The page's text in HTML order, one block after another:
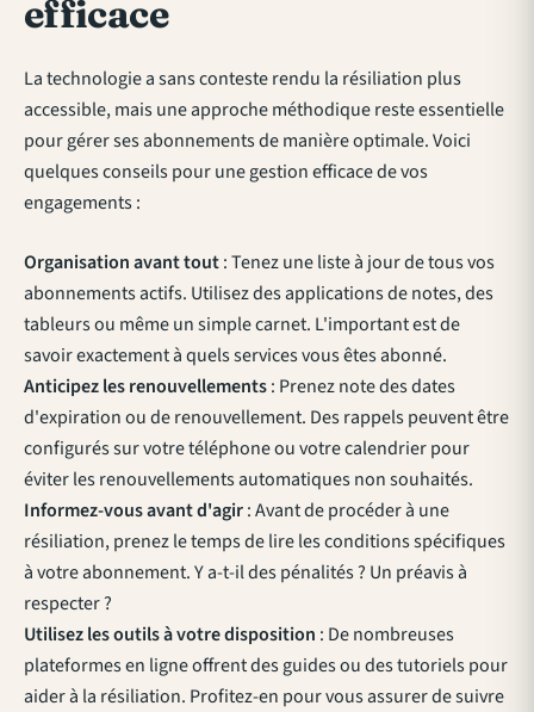
efficace
La technologie a sans conteste rendu la résiliation plus
accessible, mais une approche méthodique reste essentielle
pour gérer ses abonnements de manière optimale. Voici
quelques conseils pour une gestion efficace de vos
engagements :
Organisation avant tout: Tenez une liste à jour de tous vos
abonnements actifs. Utilisez des applications de notes, des
tableurs ou même un simple carnet. L'important est de
savoir exactement à quels services vous êtes abonné.
Anticipez les renouvellements: Prenez note des dates
d'expiration ou de renouvellement. Des rappels peuvent être
configurés sur votre téléphone ou votre calendrier pour
éviter les renouvellements automatiques non souhaités.
Informez-vous avant d'agir: Avant de procéder à une
résiliation, prenez le temps de lire les conditions spécifiques
à votre abonnement. Y a-t-il des pénalités ? Un préavis à
respecter ?
Utilisez les outils à votre disposition : De nombreuses
plateformes en ligne offrent des guides ou des tutoriels pour
aider à la résiliation. Profitez-en pour vous assurer de suivre